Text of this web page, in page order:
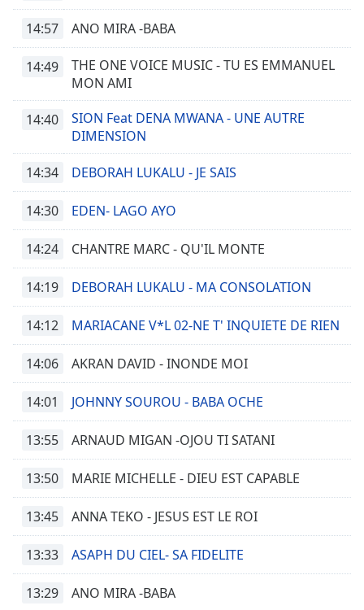
14:57 ANO MIRA -BABA
14:49
THE ONE VOICE MUSIC - TU ES EMMANUEL
MON AMI
14:40
SION Feat DENA MWANA - UNE AUTRE
DIMENSION
14:34 DEBORAH LUKALU - JE SAIS
14:30 EDEN- LAGO AYO
14:24 CHANTRE MARC - QU'IL MONTE
14:19 DEBORAH LUKALU - MA CONSOLATION
14:12 MARIACANE V*L 02-NE T' INQUIETE DE RIEN
14:06 AKRAN DAVID - INONDE MOI
14:01 JOHNNY SOUROU - BABA OCHE
13:55 ARNAUD MIGAN -OJOU TI SATANI
13:50 MARIE MICHELLE - DIEU EST CAPABLE
13:45 ANNA TEKO - JESUS EST LE ROI
13:33 ASAPH DU CIEL- SA FIDELITE
13:29 ANO MIRA -BABA